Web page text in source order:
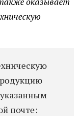
почте: